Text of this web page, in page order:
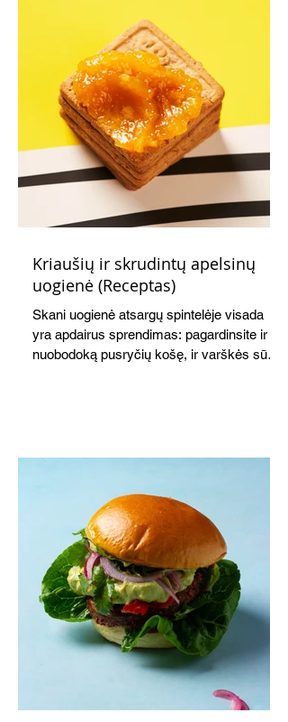
Kriaušių ir skrudintų apelsinų
uogienė (Receptas)
Skani uogienė atsargų spintelėje visada
yra apdairus sprendimas: pagardinsite ir
nuobodoką pusryčių košę, ir varškės sūrį,